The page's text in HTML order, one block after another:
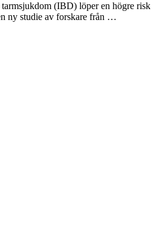
(IBD) löper en högre risk
ny studie av forskare från …